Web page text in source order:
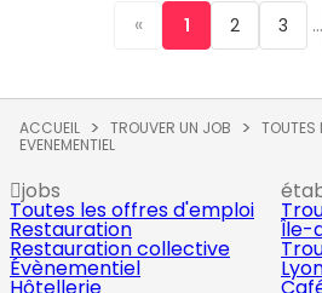
« 1 2 3 ...
ACCUEIL TROUVER UN JOB
TOUTES
EVENEMENTIEL
jobs
Toutes les offres d'emploi
Restauration
Restauration collective
Évènementiel
Île-